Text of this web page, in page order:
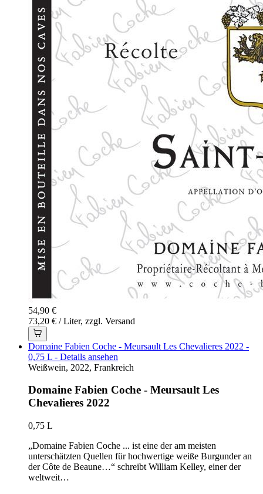
54,90 €
73,20 € / Liter, zzgl. Versand
Domaine Fabien Coche - Meursault Les Chevalieres 2022 -
0,75 L - Details ansehen
Weißwein, 2022, Frankreich
Domaine Fabien Coche - Meursault Les
Chevalieres 2022
0,75 L
„Domaine Fabien Coche ... ist eine der am meisten
unterschätzten Quellen für hochwertige weiße Burgunder an
der Côte de Beaune…“ schreibt William Kelley, einer der
weltweit…